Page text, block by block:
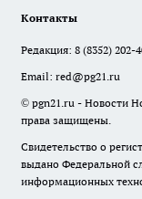
Контакты
Редакция: 8 (8352) 202-
Email: red@pg21.ru
© pgn21.ru - Новости
права защищены.
Свидетельство о
выдано Федеральной
информационных